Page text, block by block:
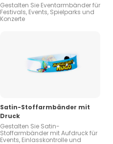
Gestalten Sie Eventarmbänder für
Festivals, Events, Spielparks und
Konzerte
Satin-Stoffarmbänder mit
Druck
Gestalten Sie Satin-
Stoffarmbänder mit Aufdruck für
Events, Einlasskontrolle und